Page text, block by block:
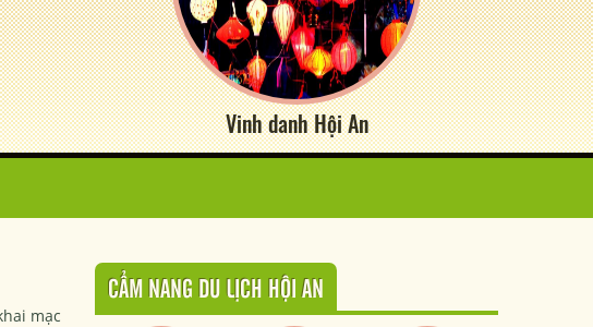
Vinh danh Hội An
mạc
CẨM NANG DU LỊCH HỘI AN